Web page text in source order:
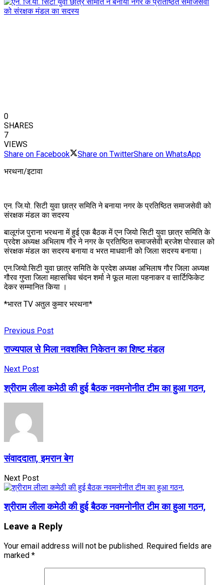
0
SHARES
7
VIEWS
Share on Facebook
Share on TwitterShare on WhatsApp
भरथना/इटावा
एन. जि.यो. सिटी युवा छात्र समिति ने बनाया नगर के प्रतिष्ठित समाजसेवी को
संरक्षक मंडल का सदस्य
बालूगंज पुराना भरथना में हुई एक बैठक में एन जियो सिटी युवा छात्र समिति के
प्रदेश अध्यक्ष अभिलाष गौर ने नगर के प्रतिष्ठित समाजसेवी ब्रजेश पोरवाल को
संरक्षक मंडल का सदस्य बनाया व भरत माधवानी को जिला सदस्य बनाया।
एन.जियो.सिटी युवा छात्र समिति के प्रदेश अध्यक्ष अभिलाष गौर जिला अध्यक्ष
गौरव गुप्ता जिला महासचिव चंदन शर्मा ने फूल माला पहनाकर व सार्टिफिकेट
देकर सम्मानित किया ।
*भारत TV अतुल कुमार भरथना*
Previous Post
राज्यपाल से मिला नवशक्ति निकेतन का शिष्ट मंडल
Next Post
श्रीराम लीला कमेठी की हुई बैठक नवमनोनीत टीम का हुआ गठन,
संवाददाता, इमरान बेग
Next Post
श्रीराम लीला कमेठी की हुई बैठक नवमनोनीत टीम का हुआ गठन,
Leave a Reply
Your email address will not be published. Required fields are
marked *